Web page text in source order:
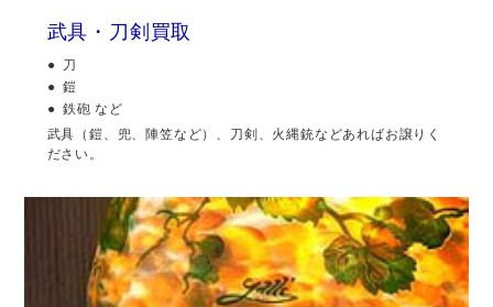
武具・刀剣買取
刀
鎧
鉄砲 など
武具（鎧、兜、陣笠など）、刀剣、火縄銃などあればお譲りく
ださい。